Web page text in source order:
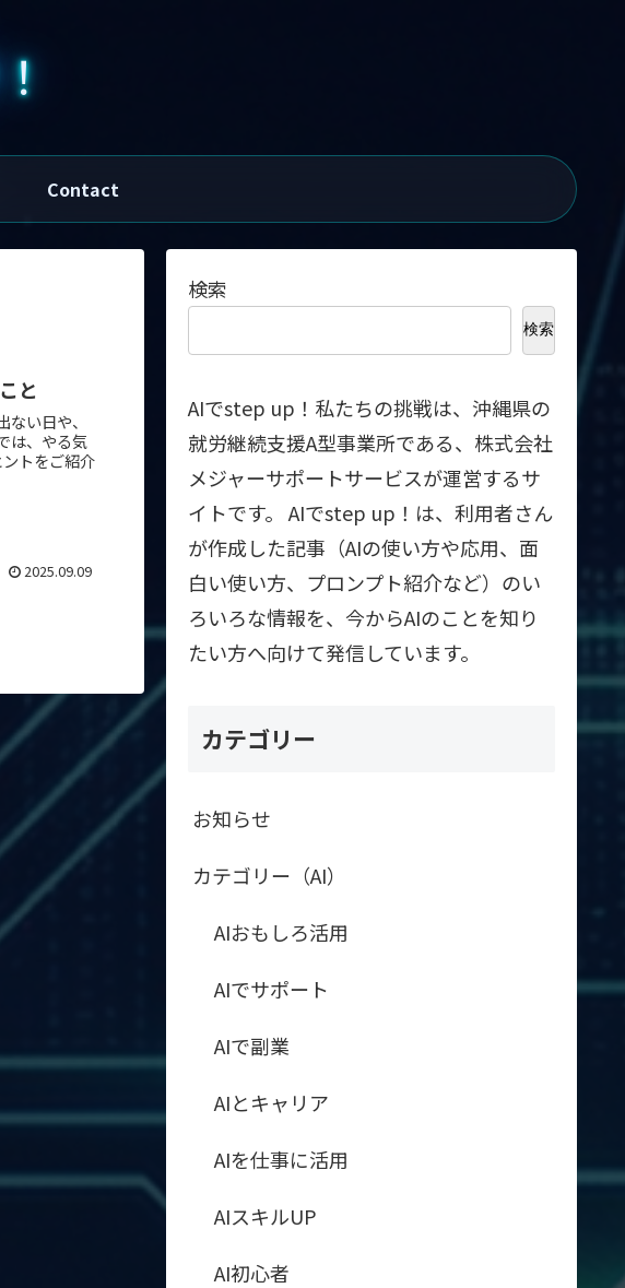
Contact
と
い日や、
は、やる気
トをご紹介
2025.09.09
検索
検索
AIでstep up！私たちの挑戦は、沖縄県の
就労継続支援A型事業所である、株式会社
メジャーサポートサービスが運営するサ
イトです。 AIでstep up！は、利用者さん
が作成した記事（AIの使い方や応用、面
白い使い方、プロンプト紹介など）のい
ろいろな情報を、今からAIのことを知り
たい方へ向けて発信しています。
カテゴリー
お知らせ
カテゴリー（AI）
AIおもしろ活用
AIでサポート
AIで副業
AIとキャリア
AIを仕事に活用
AIスキルUP
AI初心者